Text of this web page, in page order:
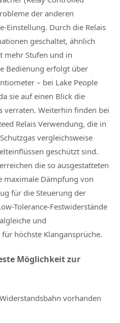
der anderen
Einstellung. Durch die Relais
geschaltet, ähnlich
mehr Stufen und in
Bedienung erfolgt über
– bei Lake People
sie auf einen Blick die
verraten. Weiterhin finden bei
Relais Verwendung, die in
vergleichsweise
geschützt sind.
die so ausgestatteten
maximale Dämpfung von
für die Steuerung der
Tolerance-Festwiderstände
und
höchste Klangansprüche.
Möglichkeit zur
vorhanden